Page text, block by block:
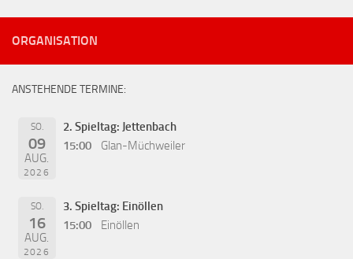
ORGANISATION
ANSTEHENDE TERMINE:
SO.
09
AUG.
2026
2. Spieltag: Jettenbach
15:00
Glan-Müchweiler
SO.
16
AUG.
2026
3. Spieltag: Einöllen
15:00
Einöllen